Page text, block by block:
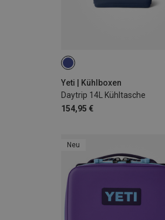
Yeti | Kühlboxen
Daytrip 14L Kühltasche
154,95 €
14L
Neu